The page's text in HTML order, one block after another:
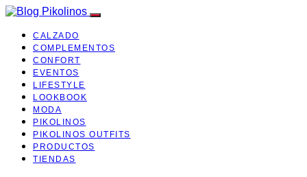
CALZADO
COMPLEMENTOS
CONFORT
EVENTOS
LIFESTYLE
LOOKBOOK
MODA
PIKOLINOS
PIKOLINOS OUTFITS
PRODUCTOS
TIENDAS